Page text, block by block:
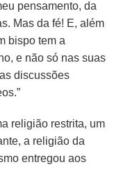
pensamento, da
Mas da fé! E, além
bispo tem a
e não só nas suas
discussões
religião restrita, um
a religião da
entregou aos